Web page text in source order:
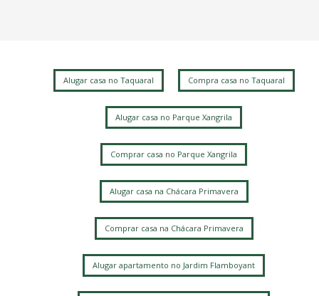
Alugar casa no Taquaral Compra casa no Taquaral
Alugar casa no Parque Xangrila
Comprar casa no Parque Xangrila
Alugar casa na Chácara Primavera
Comprar casa na Chácara Primavera
Alugar apartamento no Jardim Flamboyant